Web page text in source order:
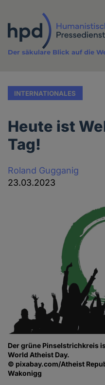
Inhalt
Der säkulare Blick auf die
INTERNATIONALES
Heute ist
Tag!
Roland Gugganig
23.03.2023
Der grüne Pinselstrichkreis
World Atheist Day.
© pixabay.com/Atheist
Wakonigg